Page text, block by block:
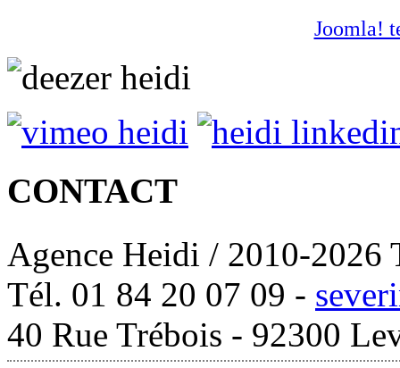
Joomla!
CONTACT
Agence Heidi / 2010-2026
Tél. 01 84 20 07 09 -
40 Rue Trébois - 92300